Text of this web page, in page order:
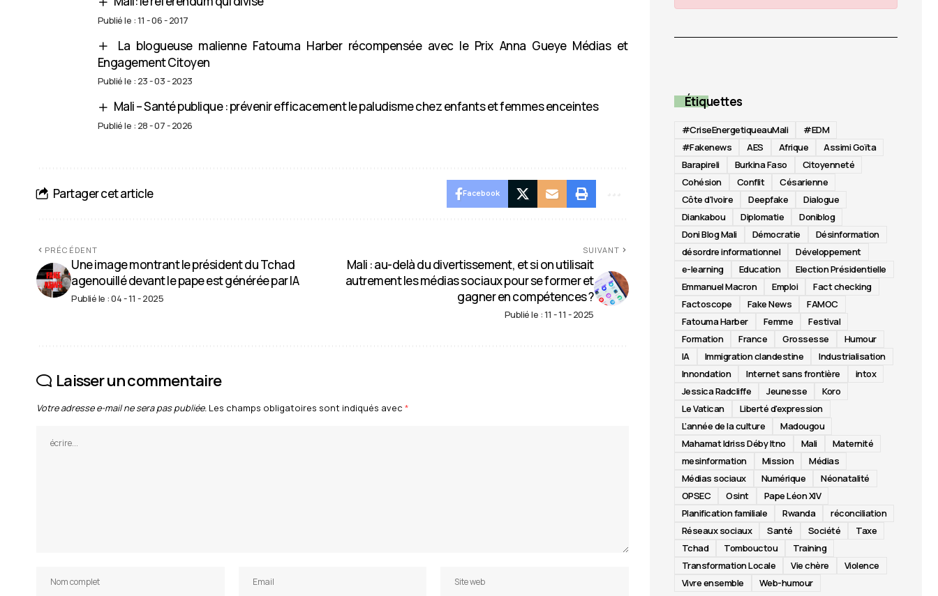
Publié le : 11 - 06 - 2017
La blogueuse malienne Fatouma Harber récompensée avec le Prix Anna Gueye Médias et
Engagement Citoyen
Publié le : 23 - 03 - 2023
Mali – Santé publique : prévenir efficacement le paludisme chez enfants et femmes enceintes
Publié le : 28 - 07 - 2026
Partager cet article Facebook
PRÉCÉDENT
Une image montrant le président du Tchad
agenouillé devant le pape est générée par IA
Publié le : 04 - 11 - 2025
SUIVANT
Mali : au-delà du divertissement, et si on utilisait
autrement les médias sociaux pour se former et
gagner en compétences ?
Publié le : 11 - 11 - 2025
Laisser un commentaire
Votre adresse e-mail ne sera pas publiée. Les champs obligatoires sont indiqués avec *
Étiquettes
#CriseEnergetiqueauMali
#EDM
#Fakenews
AES Afrique
Assimi Goïta
Barapireli
Burkina Faso
Citoyenneté
Cohésion
Conflit
Césarienne
Côte d'Ivoire
Deepfake
Dialogue
Diankabou
Diplomatie
Doniblog
Doni Blog Mali
Démocratie
Désinformation
désordre informationnel
Développement
e-learning
Education
Election Présidentielle
Emmanuel Macron
Emploi
Fact checking
Factoscope
Fake News
FAMOC
Fatouma Harber
Femme
Festival
Formation
France Grossesse
Humour
IA
Immigration clandestine
Industrialisation
Innondation
Internet sans frontière
intox
Jessica Radcliffe
Jeunesse
Koro
Le Vatican
Liberté d'expression
L’année de la culture
Madougou
Mahamat Idriss Déby Itno
Mali
Maternité
mesinformation
Mission
Médias
Médias sociaux
Numérique
Néonatalité
OPSEC
Osint
Pape Léon XIV
Planification familiale
Rwanda
réconciliation
Réseaux sociaux
Santé Société
Taxe
Tchad
Tombouctou
Training
Transformation Locale
Vie chère
Violence
Vivre ensemble
Web-humour